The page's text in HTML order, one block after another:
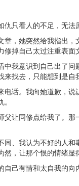
只看人的不足，无
，她突然给我指出
掉自己太过注重表
我意识到自己出了
找去，只能想到是自
话。我向她道歉，
让同修点给我了。
、我认为不好的人
，让那个恨的情绪
己有情和太自我的